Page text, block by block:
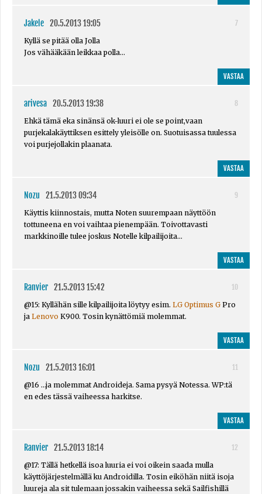
Jakele 20.5.2013 19:05
7
Kyllä se pitää olla Jolla
Jos vähääkään leikkaa polla...
VASTAA
arivesa 20.5.2013 19:38
8
Ehkä tämä eka sinänsä ok-luuri ei ole se point,vaan
purjekalakäyttiksen esittely yleisölle on. Suotuisassa tuulessa
voi purjejollakin plaanata.
VASTAA
Nozu 21.5.2013 09:34
9
Käyttis kiinnostais, mutta Noten suurempaan näyttöön
tottuneena en voi vaihtaa pienempään. Toivottavasti
markkinoille tulee joskus Notelle kilpailijoita...
VASTAA
Ranvier 21.5.2013 15:42
10
@15: Kyllähän sille kilpailijoita löytyy esim. LG Optimus G Pro
ja Lenovo K900. Tosin kynättömiä molemmat.
VASTAA
Nozu 21.5.2013 16:01
11
@16 ...ja molemmat Androideja. Sama pysyä Notessa. WP:tä
en edes tässä vaiheessa harkitse.
VASTAA
Ranvier 21.5.2013 18:14
12
@17: Tällä hetkellä isoa luuria ei voi oikein saada mulla
käyttöjärjestelmällä ku Androidilla. Tosin eiköhän niitä isoja
luureja ala sit tulemaan jossakin vaiheessa sekä Sailfishillä